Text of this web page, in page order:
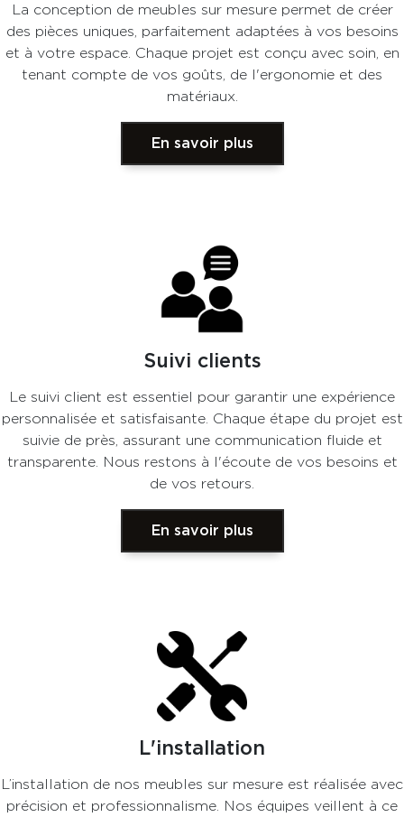
La conception de meubles sur mesure permet de créer
des pièces uniques, parfaitement adaptées à vos besoins
et à votre espace. Chaque projet est conçu avec soin, en
tenant compte de vos goûts, de l'ergonomie et des
matériaux.
En savoir plus
Suivi clients
Le suivi client est essentiel pour garantir une expérience
personnalisée et satisfaisante. Chaque étape du projet est
suivie de près, assurant une communication fluide et
transparente. Nous restons à l'écoute de vos besoins et
de vos retours.
En savoir plus
L'installation
L’installation de nos meubles sur mesure est réalisée avec
précision et professionnalisme. Nos équipes veillent à ce